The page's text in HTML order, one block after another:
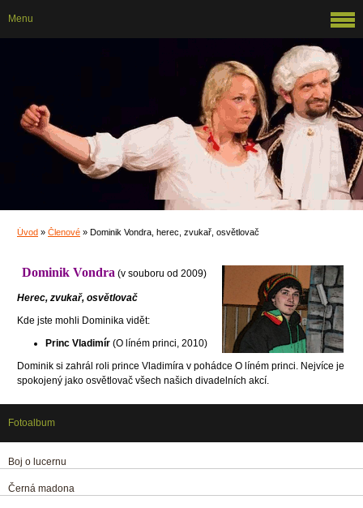
Úvod » Členové » Dominik Vondra, herec, zvukař, osvětlovač
Dominik Vondra (v souboru od 2009)
Herec, zvukař, osvětlovač
Kde jste mohli Dominika vidět:
Princ Vladimír (O líném princi, 2010)
Dominik si zahrál roli prince Vladimíra v pohádce O líném princi. Nejvíce je
spokojený jako osvětlovač všech našich divadelních akcí.
Menu
Fotoalbum
Boj o lucernu
Černá madona